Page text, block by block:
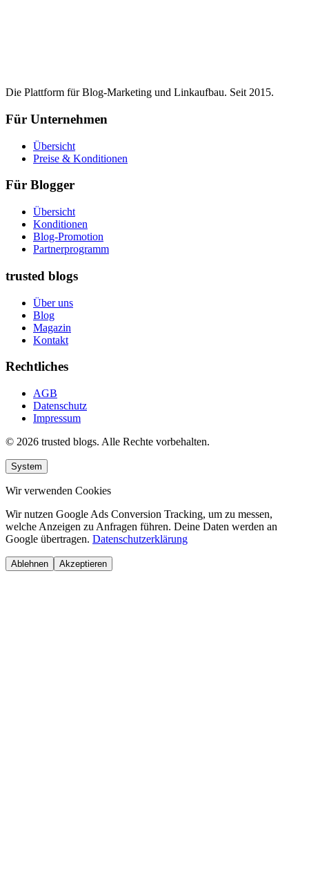
Die Plattform für Blog-Marketing und Linkaufbau. Seit 2015.
Für Unternehmen
Übersicht
Preise & Konditionen
Für Blogger
Übersicht
Konditionen
Blog-Promotion
Partnerprogramm
trusted blogs
Über uns
Blog
Magazin
Kontakt
Rechtliches
AGB
Datenschutz
Impressum
© 2026 trusted blogs. Alle Rechte vorbehalten.
System
Wir verwenden Cookies
Wir nutzen Google Ads Conversion Tracking, um zu messen,
welche Anzeigen zu Anfragen führen. Deine Daten werden an
Google übertragen. Datenschutzerklärung
Ablehnen Akzeptieren